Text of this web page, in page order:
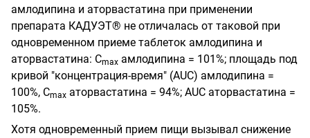
амлодипина и аторвастатина при применении
препарата КАДУЭТ® не отличалась от таковой при
одновременном приеме таблеток амлодипина и
аторвастатина: Сmах амлодипина = 101%; площадь под
кривой "концентрация-время" (AUC) амлодипина =
100%, Сmах аторвастатина = 94%; AUC аторвастатина =
105%.
Хотя одновременный прием пищи вызывал снижение